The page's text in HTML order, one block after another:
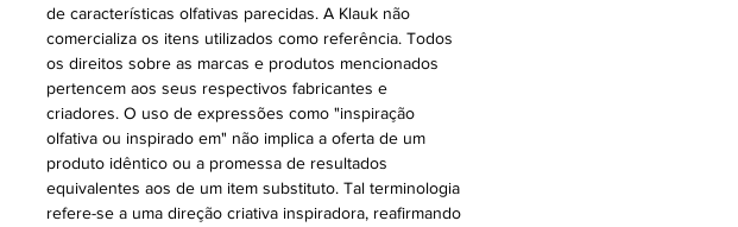
de características olfativas parecidas. A Klauk não
comercializa os itens utilizados como referência. Todos
os direitos sobre as marcas e produtos mencionados
pertencem aos seus respectivos fabricantes e
criadores. O uso de expressões como "inspiração
olfativa ou inspirado em" não implica a oferta de um
produto idêntico ou a promessa de resultados
equivalentes aos de um item substituto. Tal terminologia
refere-se a uma direção criativa inspiradora, reafirmando